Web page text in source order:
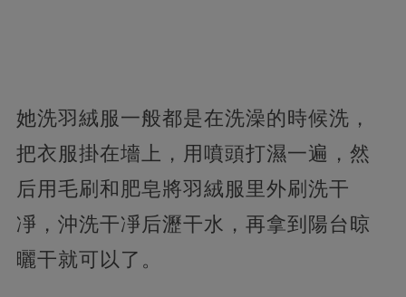
她洗羽絨服一般都是在洗澡的時候洗，
把衣服掛在墻上，用噴頭打濕一遍，然
后用毛刷和肥皂將羽絨服里外刷洗干
凈，沖洗干凈后瀝干水，再拿到陽台晾
曬干就可以了。